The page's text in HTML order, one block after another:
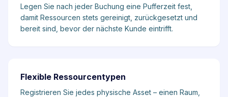
Legen Sie nach jeder Buchung eine Pufferzeit fest,
damit Ressourcen stets gereinigt, zurückgesetzt und
bereit sind, bevor der nächste Kunde eintrifft.
Flexible Ressourcentypen
Registrieren Sie jedes physische Asset – einen Raum,